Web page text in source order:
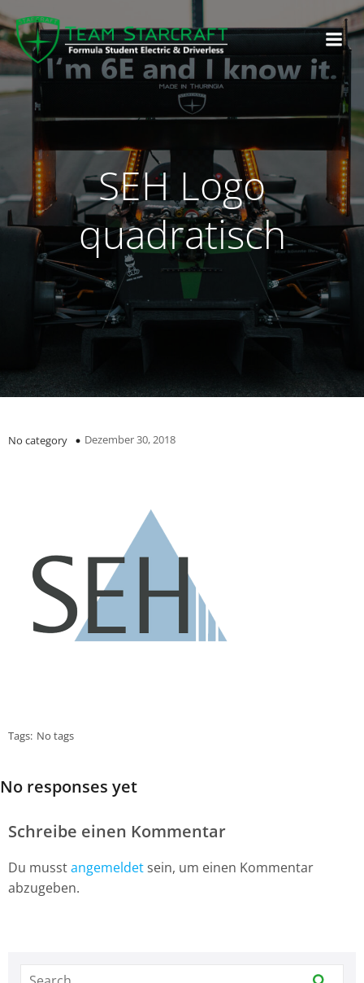
SEH Logo
quadratisch
No category Dezember 30, 2018
Tags: No tags
No responses yet
Schreibe einen Kommentar
Du musstangemeldet sein, um einen Kommentar
abzugeben.